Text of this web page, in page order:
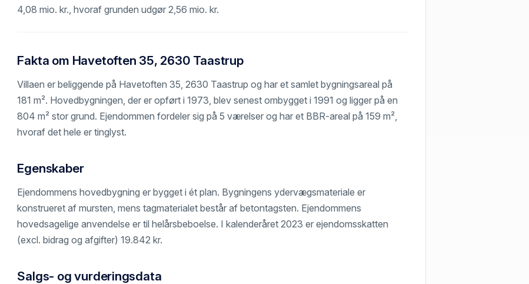
4,08 mio. kr., hvoraf grunden udgør 2,56 mio. kr.
Fakta om Havetoften 35, 2630 Taastrup
Villaen er beliggende på Havetoften 35, 2630 Taastrup og har et samlet bygningsareal på
181 m². Hovedbygningen, der er opført i 1973, blev senest ombygget i 1991 og ligger på en
804 m² stor grund. Ejendommen fordeler sig på 5 værelser og har et BBR-areal på 159 m²,
hvoraf det hele er tinglyst.
Egenskaber
Ejendommens hovedbygning er bygget i ét plan. Bygningens ydervægsmateriale er
konstrueret af mursten, mens tagmaterialet består af betontagsten. Ejendommens
hovedsagelige anvendelse er til helårsbeboelse. I kalenderåret 2023 er ejendomsskatten
(excl. bidrag og afgifter) 19.842 kr.
Salgs- og vurderingsdata